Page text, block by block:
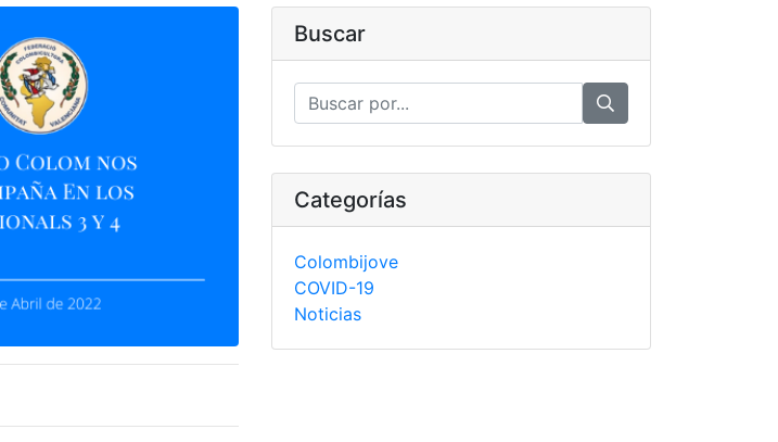
Buscar
Categorías
Colombijove
COVID-19
Noticias